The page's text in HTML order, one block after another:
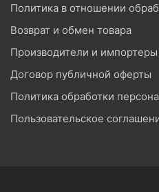
Политика в отношении
Возврат и обмен товара
Производители и импортеры
Договор публичной оферты
Политика обработки
Пользовательское